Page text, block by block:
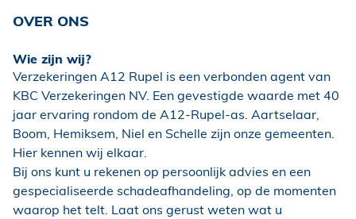
OVER ONS
Wie zijn wij?
Verzekeringen A12 Rupel is een verbonden agent van
KBC Verzekeringen NV. Een gevestigde waarde met 40
jaar ervaring rondom de A12-Rupel-as. Aartselaar,
Boom, Hemiksem, Niel en Schelle zijn onze gemeenten.
Hier kennen wij elkaar.
Bij ons kunt u rekenen op persoonlijk advies en een
gespecialiseerde schadeafhandeling, op de momenten
waarop het telt. Laat ons gerust weten wat u